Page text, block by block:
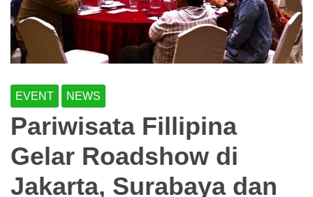
EVENT NEWS
Pariwisata Fillipina
Gelar Roadshow di
Jakarta, Surabaya dan